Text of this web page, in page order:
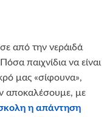
από την νεράιδά
παιχνίδια να είναι
μας «σίφουνα»,
αποκαλέσουμε, με
η απάντηση